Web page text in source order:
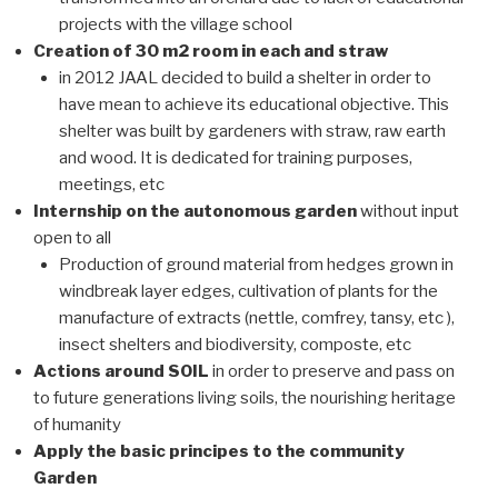
projects with the village school
Creation of 30 m2 room in each and straw
in 2012 JAAL decided to build a shelter in order to
have mean to achieve its educational objective. This
shelter was built by gardeners with straw, raw earth
and wood. It is dedicated for training purposes,
meetings, etc
Internship on the autonomous gardenwithout input
open to all
Production of ground material from hedges grown in
windbreak layer edges, cultivation of plants for the
manufacture of extracts (nettle, comfrey, tansy, etc ),
insect shelters and biodiversity, composte, etc
Actions around SOIL in order to preserve and pass on
to future generations living soils, the nourishing heritage
of humanity
Apply the basic principes to the community
Garden